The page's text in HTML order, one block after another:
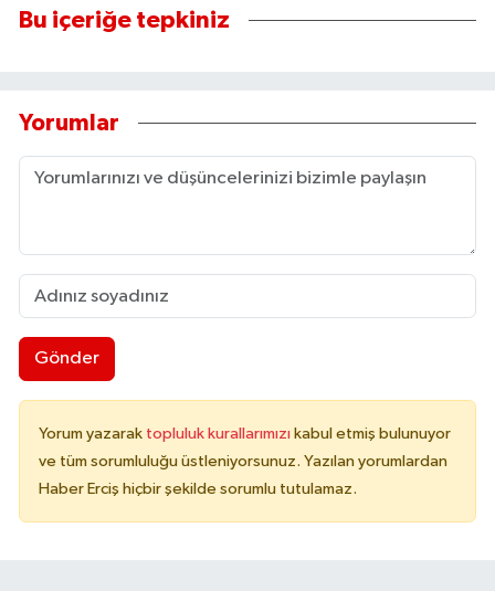
Bu içeriğe tepkiniz
Yorumlar
Gönder
Yorum yazarak topluluk kurallarımızı kabul etmiş bulunuyor
ve tüm sorumluluğu üstleniyorsunuz. Yazılan yorumlardan
Haber Erciş hiçbir şekilde sorumlu tutulamaz.